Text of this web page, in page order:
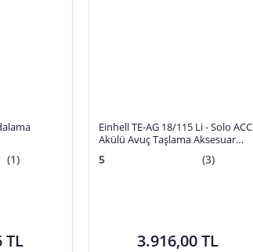
(1)
TL
Einhell TE-AG 18/115 Li - Solo ACC
Akülü Avuç Taşlama Aksesuar
5 (3)
3.916,00 TL